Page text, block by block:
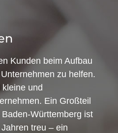
Kunden beim Aufbau
zu helfen.
und
Ein Großteil
Württemberg ist
treu – ein